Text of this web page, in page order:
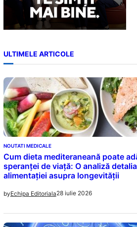
ULTIMELE ARTICOLE
NOUTATI MEDICALE
Cum dieta mediteraneană poate
speranței de viață: O analiză
alimentației asupra longevității
byEchipa Editoriala28 iulie 2026